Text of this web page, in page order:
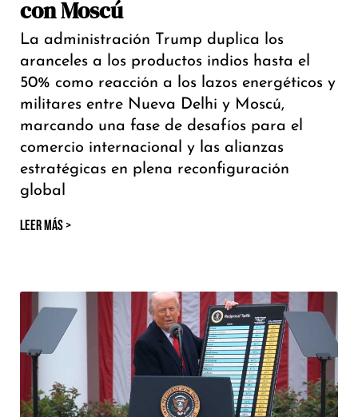
con Moscú
La administración Trump duplica los
aranceles a los productos indios hasta el
50% como reacción a los lazos energéticos y
militares entre Nueva Delhi y Moscú,
marcando una fase de desafíos para el
comercio internacional y las alianzas
estratégicas en plena reconfiguración
global
LEER MÁS >